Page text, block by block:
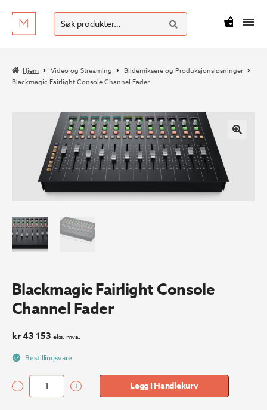
Hopp
til
Hopp
til
Søk
etter:
SØK
kr0
Hjem Video og Streaming
Bildemiksere og Produksjonsløsninger
Blackmagic Fairlight Console Channel Fader
Blackmagic Fairlight Console
Channel Fader
kr43 153 eks. mva.
Bestillingsvare
Blackmagic
– + Legg I Handlekurv